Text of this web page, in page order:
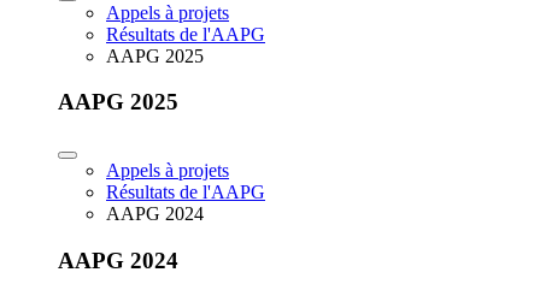
Appels à projets
Résultats de l'AAPG
AAPG 2025
AAPG 2025
Appels à projets
Résultats de l'AAPG
AAPG 2024
AAPG 2024